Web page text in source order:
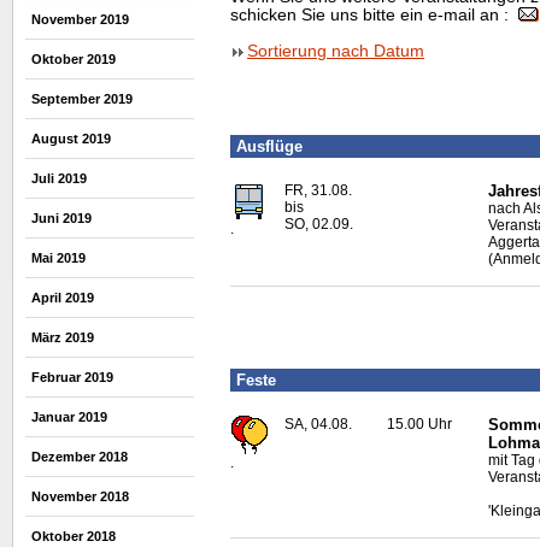
November 2019
Oktober 2019
September 2019
August 2019
Juli 2019
Juni 2019
Mai 2019
April 2019
März 2019
Februar 2019
Januar 2019
Dezember 2018
November 2018
Oktober 2018
schicken Sie uns bitte ein e-mail an :
Sortierung nach Datum
Ausflüge
.
FR, 31.08.
bis
SO, 02.09.
nach
Feste
.
SA, 04.08. 15.00 Uhr
mit